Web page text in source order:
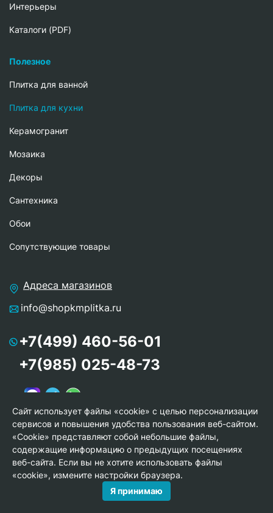
Интерьеры
Каталоги (PDF)
Полезное
Плитка для ванной
Плитка для кухни
Керамогранит
Мозаика
Декоры
Сантехника
Обои
Сопутствующие товары
Адреса магазинов
info@shopkmplitka.ru
+7(499) 460-56-01
+7(985) 025-48-73
Сайт использует файлы «cookie» с целью персонализации
сервисов и повышения удобства пользования веб-сайтом.
«Cookie» представляют собой небольшие файлы,
содержащие информацию о предыдущих посещениях
веб-сайта. Если вы не хотите использовать файлы
«cookie», измените настройки браузера.
Я принимаю